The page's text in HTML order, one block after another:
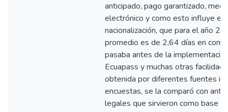
anticipado, pago garantizado,
electrónico y como esto influye
nacionalización, que para el año
promedio es de 2,64 días en
pasaba antes de la
Ecuapass y muchas otras
obtenida por diferentes fuentes
encuestas, se la comparó con
legales que sirvieron como base